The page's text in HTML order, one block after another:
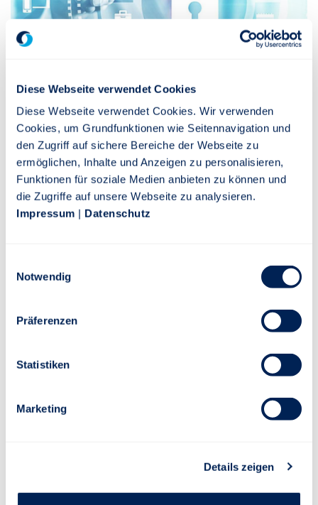
Diese Webseite verwendet Cookies
Diese Webseite verwendet Cookies. Wir verwenden
Cookies, um Grundfunktionen wie Seitennavigation und
den Zugriff auf sichere Bereiche der Webseite zu
ermöglichen, Inhalte und Anzeigen zu personalisieren,
Funktionen für soziale Medien anbieten zu können und
die Zugriffe auf unsere Webseite zu analysieren.
Impressum | Datenschutz
Notwendig
Präferenzen
Statistiken
Marketing
Details zeigen
Stuttgarter Extranet
Egal ob Broschüre, Highlightsblätter, unser
Tarifrechner oder das kostenlose Auswahltool. Im
Stuttgarter Extranet finden Sie alles, was Sie für
Ihre tägliche Arbeit und Ihre Kundenberatung
benötigen.